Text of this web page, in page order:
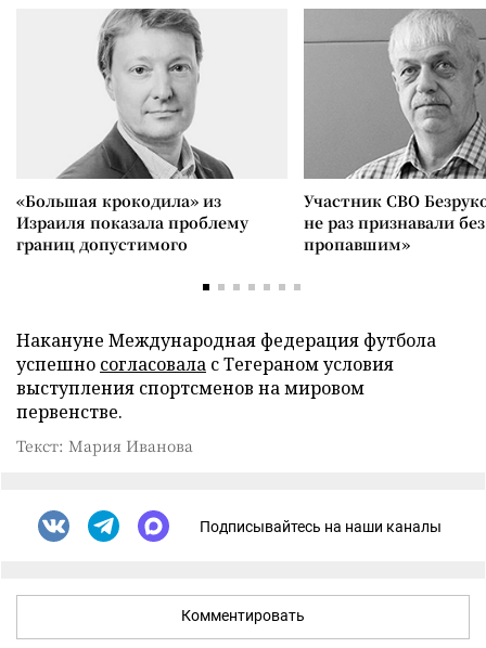
«Большая крокодила» из
Израиля показала проблему
границ допустимого
Участник СВО
не раз признавали
пропавшим»
Накануне Международная федерация футбола
успешно согласовала с Тегераном условия
выступления спортсменов на мировом
первенстве.
Текст: Мария Иванова
Подписывайтесь на наши каналы
Комментировать